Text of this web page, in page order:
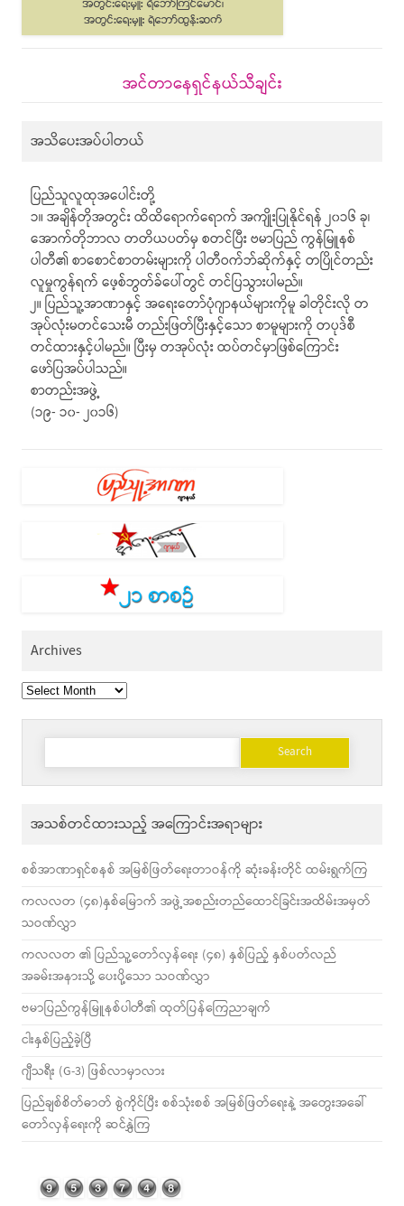
အင်တာနေရှင်နယ်သီချင်း
အသိပေးအပ်ပါတယ်
ပြည်သူလူထုအပေါင်းတို့
၁။ အချိန်တိုအတွင်း ထိထိရောက်ရောက် အကျိုးပြုနိုင်ရန် ၂၀၁၆ ခု၊
အောက်တိုဘာလ တတိယပတ်မှ စတင်ပြီး ဗမာပြည် ကွန်မြူနစ်
ပါတီ၏ စာစောင်စာတမ်းများကို ပါတီဝက်ဘ်ဆိုက်နှင့် တပြိုင်တည်း
လူမှုကွန်ရက် ဖေ့စ်ဘွတ်ခ်ပေါ်တွင် တင်ပြသွားပါမည်။
၂။ ပြည်သူ့အာဏာနှင့် အရေးတော်ပုံဂျာနယ်များကိုမူ ခါတိုင်းလို တ
အုပ်လုံးမတင်သေးမီ တည်းဖြတ်ပြီးနှင့်သော စာမူများကို တပုဒ်စီ
တင်ထားနှင့်ပါမည်။ ပြီးမှ တအုပ်လုံး ထပ်တင်မှာဖြစ်ကြောင်း
ဖော်ပြအပ်ပါသည်။
စာတည်းအဖွဲ့
(၁၉- ၁၀- ၂၀၁၆)
Archives
Archives
Search
အသစ်တင်ထားသည့် အကြောင်းအရာများ
စစ်အာဏာရှင်စနစ် အမြစ်ဖြတ်ရေးတာဝန်ကို ဆုံးခန်းတိုင် ထမ်းရွက်ကြ
ကလလတ (၄၈)နှစ်မြောက် အဖွဲ့အစည်းတည်ထောင်ခြင်းအထိမ်းအမှတ်
သဝဏ်လွှာ
ကလလတ ၏ ပြည်သူ့တော်လှန်ရေး (၄၈) နှစ်ပြည့် နှစ်ပတ်လည်
အခမ်းအနားသို့ ပေးပို့သော သဝဏ်လွှာ
ဗမာပြည်ကွန်မြူနစ်ပါတီ၏ ထုတ်ပြန်ကြေညာချက်
ငါးနှစ်ပြည့်ခဲ့ပြီ
ဂျီသရီး (G-3) ဖြစ်လာမှာလား
ပြည်ချစ်စိတ်ဓာတ် စွဲကိုင်ပြီး စစ်သုံးစစ် အမြစ်ဖြတ်ရေးနဲ့ အတွေးအခေါ်
တော်လှန်ရေးကို ဆင်နွှဲကြ